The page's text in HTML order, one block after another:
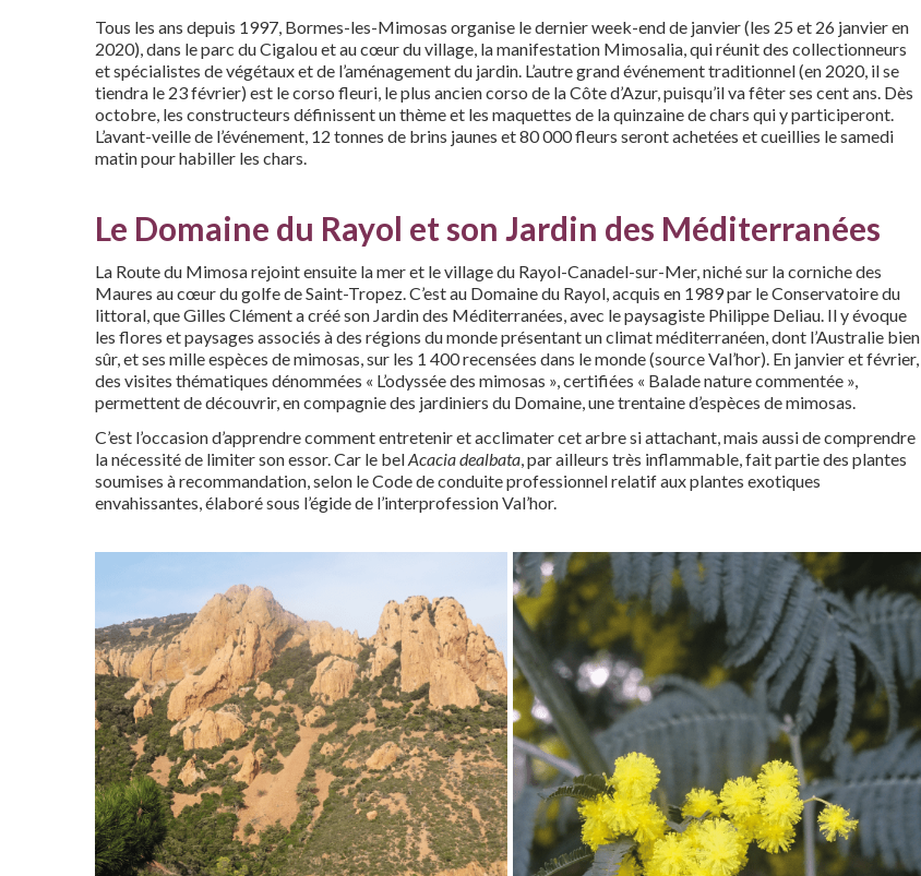
Tous les ans depuis 1997, Bormes-les-Mimosas organise le dernier week-end de janvier (les 25 et 26 janvier en
2020), dans le parc du Cigalou et au cœur du village, la manifestation Mimosalia, qui réunit des collectionneurs
et spécialistes de végétaux et de l’aménagement du jardin. L’autre grand événement traditionnel (en 2020, il se
tiendra le 23 février) est le corso fleuri, le plus ancien corso de la Côte d’Azur, puisqu’il va fêter ses cent ans. Dès
octobre, les constructeurs définissent un thème et les maquettes de la quinzaine de chars qui y participeront.
L’avant-veille de l’événement, 12 tonnes de brins jaunes et 80 000 fleurs seront achetées et cueillies le samedi
matin pour habiller les chars.
Le Domaine du Rayol et son Jardin des Méditerranées
La Route du Mimosa rejoint ensuite la mer et le village du Rayol-Canadel-sur-Mer, niché sur la corniche des
Maures au cœur du golfe de Saint-Tropez. C’est au Domaine du Rayol, acquis en 1989 par le Conservatoire du
littoral, que Gilles Clément a créé son Jardin des Méditerranées, avec le paysagiste Philippe Deliau. Il y évoque
les flores et paysages associés à des régions du monde présentant un climat méditerranéen, dont l’Australie bien
sûr, et ses mille espèces de mimosas, sur les 1 400 recensées dans le monde (source Val’hor). En janvier et février,
des visites thématiques dénommées « L’odyssée des mimosas », certifiées « Balade nature commentée »,
permettent de découvrir, en compagnie des jardiniers du Domaine, une trentaine d’espèces de mimosas.
C’est l’occasion d’apprendre comment entretenir et acclimater cet arbre si attachant, mais aussi de comprendre
la nécessité de limiter son essor. Car le belAcacia dealbata, par ailleurs très inflammable, fait partie des plantes
soumises à recommandation, selon le Code de conduite professionnel relatif aux plantes exotiques
envahissantes, élaboré sous l’égide de l’interprofession Val’hor.
Dans l’Estérel, les agents
forestiers guettent l’apparition des
taches jaunes pour préserver la
diversité de la végétation
Le mimosa occupe une place
toute particulière dans l’attrait
touristique et le tissu économique
des huit villes de la Route du
Mimosa